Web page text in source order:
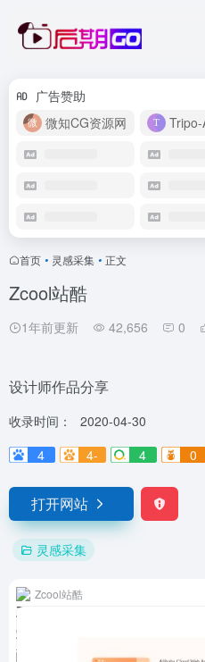
广告赞助
微知CG资源网
首页 • 灵感采集 • 正文
Zcool站酷
1年前更新 42,656 0
设计师作品分享
收录时间：
2020-04-30
4
4- 4 0
打开网站
灵感采集
Zcool站酷